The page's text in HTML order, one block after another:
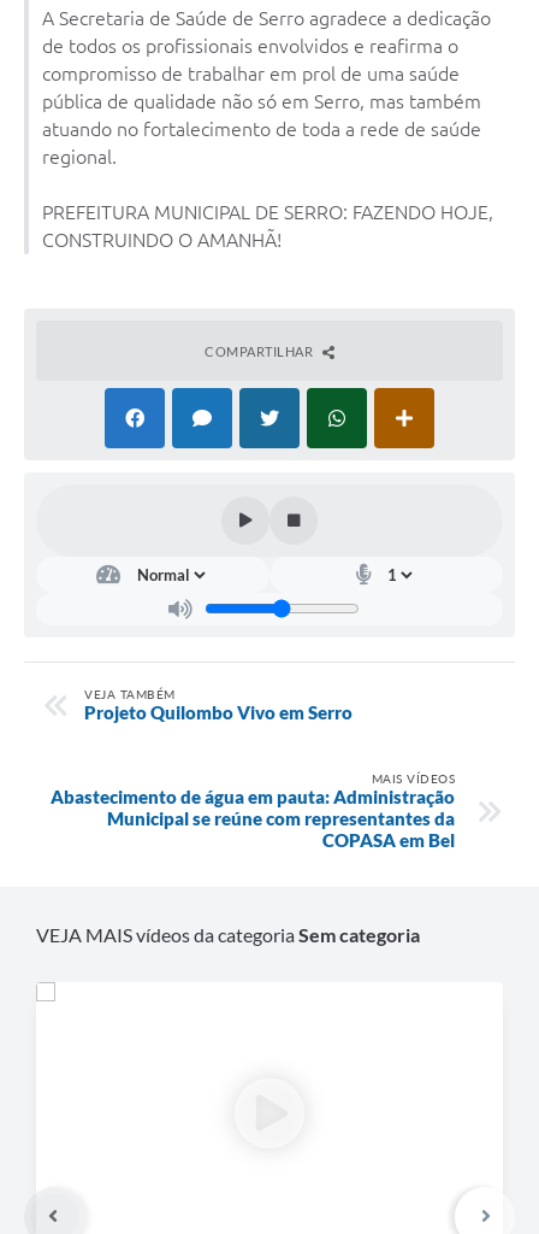
Listagem de Contribuintes Inscritos na Dívida Ativa do
Município
A Secretaria de Saúde de Serro agradece a dedicação
de todos os profissionais envolvidos e reafirma o
compromisso de trabalhar em prol de uma saúde
pública de qualidade não só em Serro, mas também
atuando no fortalecimento de toda a rede de saúde
regional.
PREFEITURA MUNICIPAL DE SERRO: FAZENDO HOJE,
CONSTRUINDO O AMANHÃ!
COMPARTILHAR
VEJA TAMBÉM
Projeto Quilombo Vivo em Serro
MAIS VÍDEOS
Abastecimento de água em pauta: Administração
Municipal se reúne com representantes da
COPASA em Bel
VEJA MAIS vídeos da categoriaSem categoria